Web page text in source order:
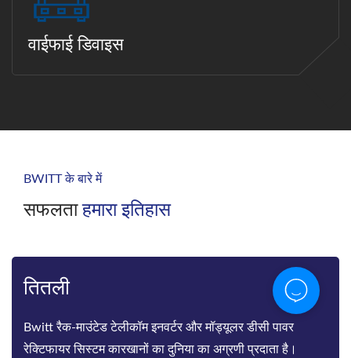
वाईफाई डिवाइस
BWITT के बारे में
सफलताहमारा इतिहास
तितली
Bwitt रैक-माउंटेड टेलीकॉम इनवर्टर और मॉड्यूलर डीसी पावर
रेक्टिफायर सिस्टम कारखानों का दुनिया का अग्रणी प्रदाता है।